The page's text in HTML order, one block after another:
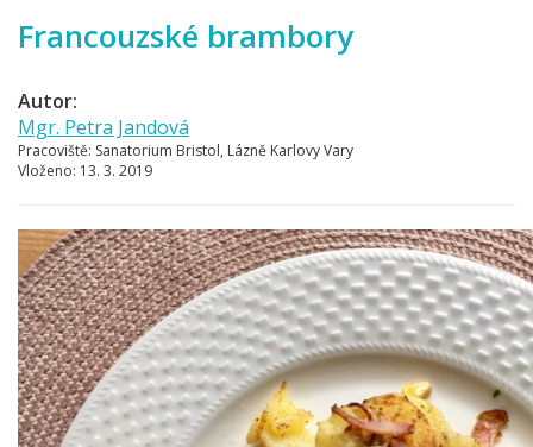
Francouzské brambory
Autor:
Mgr. Petra Jandová
Pracoviště: Sanatorium Bristol, Lázně Karlovy Vary
Vloženo: 13. 3. 2019